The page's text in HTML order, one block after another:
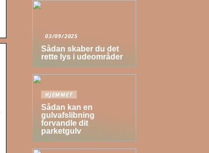
03/09/2025
Sådan skaber du det
rette lys i udeområder
HJEMMET
Sådan kan en
gulvafslibning
forvandle dit
parketgulv